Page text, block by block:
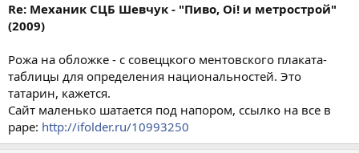
Re: Механик СЦБ Шевчук - "Пиво, Oi! и метрострой"
(2009)
Рожа на обложке - с совеццкого ментовского плаката-
таблицы для определения национальностей. Это
татарин, кажется.
Сайт маленько шатается под напором, ссылко на все в
раре: http://ifolder.ru/10993250